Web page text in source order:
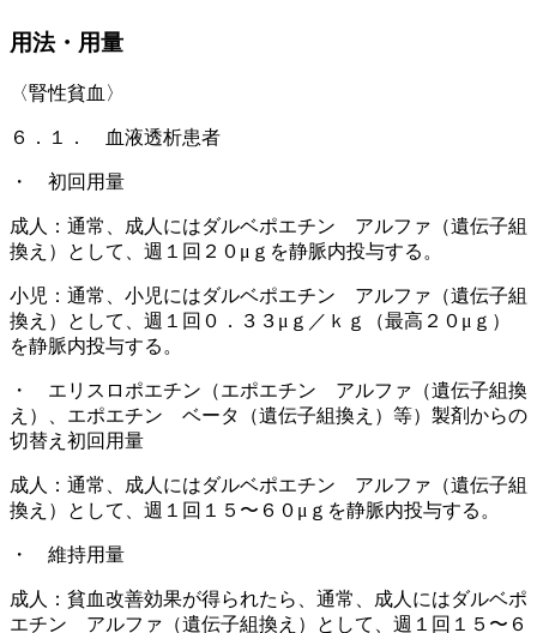
用法・用量
〈腎性貧血〉
６．１． 血液透析患者
・ 初回用量
成人：通常、成人にはダルベポエチン アルファ（遺伝子組
換え）として、週１回２０μｇを静脈内投与する。
小児：通常、小児にはダルベポエチン アルファ（遺伝子組
換え）として、週１回０．３３μｇ／ｋｇ（最高２０μｇ）
を静脈内投与する。
・ エリスロポエチン（エポエチン アルファ（遺伝子組換
え）、エポエチン ベータ（遺伝子組換え）等）製剤からの
切替え初回用量
成人：通常、成人にはダルベポエチン アルファ（遺伝子組
換え）として、週１回１５〜６０μｇを静脈内投与する。
・ 維持用量
成人：貧血改善効果が得られたら、通常、成人にはダルベポ
エチン アルファ（遺伝子組換え）として、週１回１５〜６